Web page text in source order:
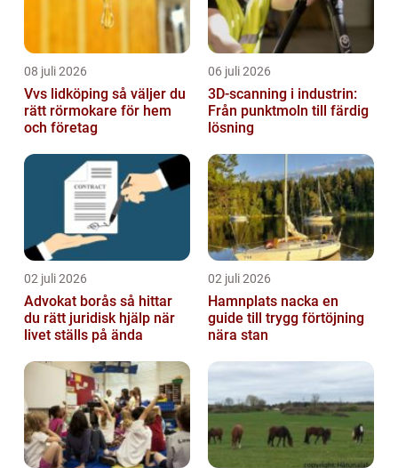
08 juli 2026
Vvs lidköping så väljer du
rätt rörmokare för hem
och företag
06 juli 2026
3D-scanning i industrin:
Från punktmoln till färdig
lösning
02 juli 2026
Advokat borås så hittar
du rätt juridisk hjälp när
livet ställs på ända
02 juli 2026
Hamnplats nacka en
guide till trygg förtöjning
nära stan